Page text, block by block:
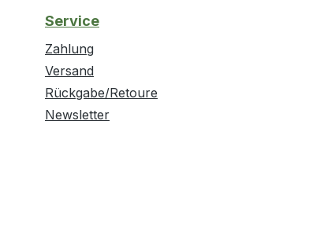
Service
Zahlung
Versand
Rückgabe/Retoure
Newsletter